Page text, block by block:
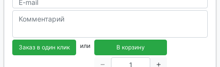
Заказ в один клик или В корзину